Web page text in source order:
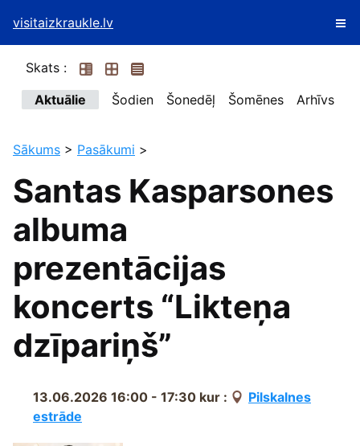
visitaizkraukle.lv
Skats :
Aktuālie
Šodien Šonedēļ Šomēnes Arhīvs
Sākums > Pasākumi >
Santas Kasparsones
albuma
prezentācijas
koncerts “Likteņa
dzīpariņš”
13.06.2026 16:00 - 17:30 kur :
Pilskalnes
estrāde